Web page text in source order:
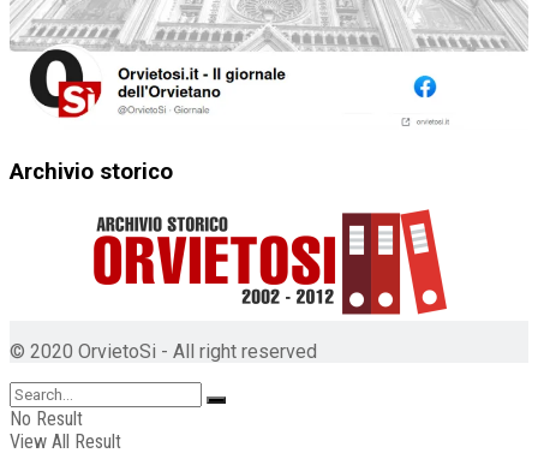
Archivio storico
© 2020 OrvietoSi - All right reserved
No Result
View All Result